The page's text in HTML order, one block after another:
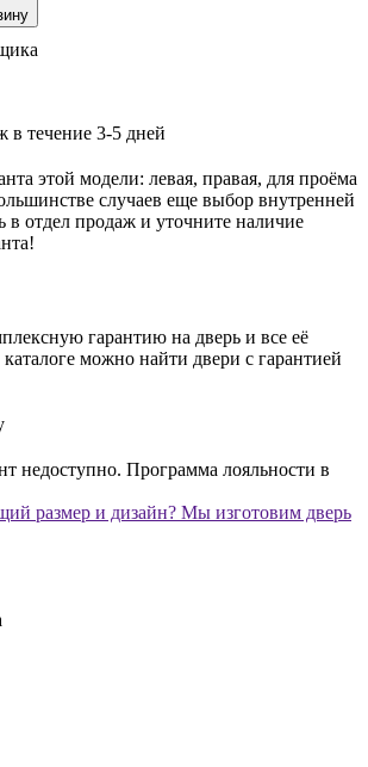
в течение 3-5 дней
этой модели: левая, правая, для проёма
случаев еще выбор внутренней
в отдел продаж и уточните наличие
гарантию на дверь и все её
можно найти двери с гарантией
недоступно. Программа лояльности в
размер и дизайн? Мы изготовим дверь